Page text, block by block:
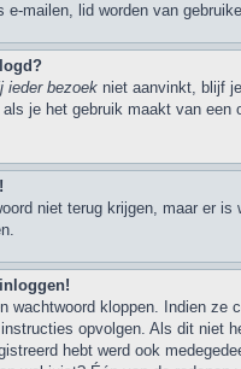
e-mailen, lid worden van
ieder bezoek niet aanvinkt, blijf
je het gebruik maakt van
niet terug krijgen, maar er
wachtwoord kloppen. Indien
opvolgen. Als dit niet
hebt werd ook